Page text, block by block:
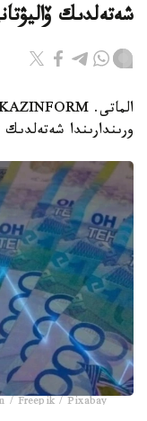
شەتەلدىك
ورىندارىندا شەتەلدىك
/ Freepik / Pixabay